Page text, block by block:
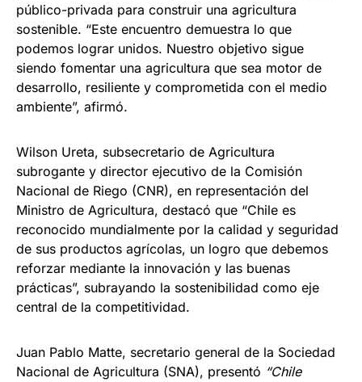
público-privada para construir una agricultura
sostenible. “Este encuentro demuestra lo que
podemos lograr unidos. Nuestro objetivo sigue
siendo fomentar una agricultura que sea motor de
desarrollo, resiliente y comprometida con el medio
ambiente”, afirmó.
Wilson Ureta, subsecretario de Agricultura
subrogante y director ejecutivo de la Comisión
Nacional de Riego (CNR), en representación del
Ministro de Agricultura, destacó que “Chile es
reconocido mundialmente por la calidad y seguridad
de sus productos agrícolas, un logro que debemos
reforzar mediante la innovación y las buenas
prácticas”, subrayando la sostenibilidad como eje
central de la competitividad.
Juan Pablo Matte, secretario general de la Sociedad
Nacional de Agricultura (SNA), presentó “Chile